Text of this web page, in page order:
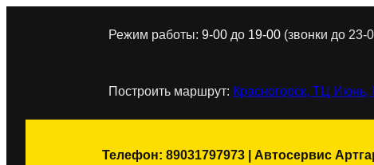
Режим работы: 9-00 до 19-00 (звонки до
Построить маршрут: Красногорск, ТЦ
Телефон: 89031797973 | Автосервис